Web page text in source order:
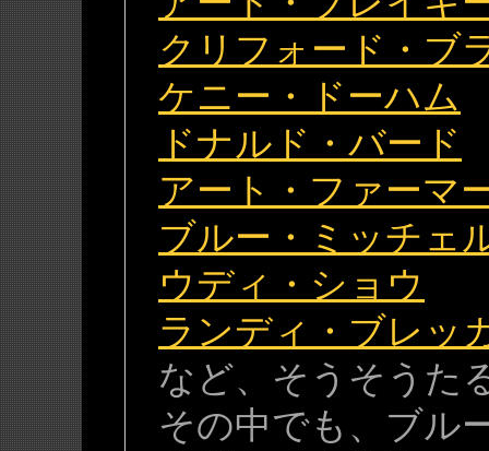
クリフォード・ブ
ケニー・ドーハム
ドナルド・バード
アート・ファーマ
ブルー・ミッチェ
ウディ・ショウ
ランディ・ブレッ
など、そうそうた
その中でも、ブル